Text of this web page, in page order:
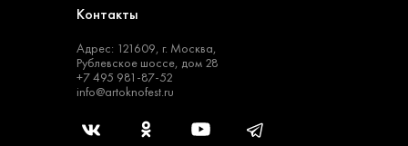
Контакты
Адрес: 121609, г. Москва,
Рублевское шоссе, дом 28
+7 495 981-87-52
info@artoknofest.ru